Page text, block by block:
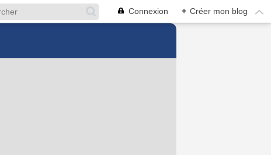
Connexion + Créer mon blog